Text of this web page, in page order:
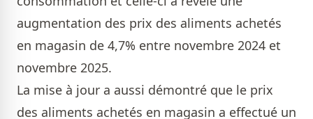
augmentation des prix des aliments achetés
en magasin de 4,7% entre novembre 2024 et
novembre 2025.
La mise à jour a aussi démontré que le prix
des aliments achetés en magasin a effectué un